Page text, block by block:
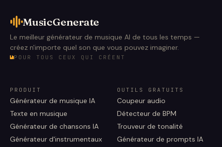
MusicGenerate
Le meilleur générateur de musique AI de tous les temps —
créez n'importe quel son que vous pouvez imaginer.
POUR TOUS CEUX QUI CRÉENT
PRODUIT
Générateur de musique IA
Texte en musique
Générateur de chansons IA
Générateur d'instrumentaux
OUTILS GRATUITS
Coupeur audio
Détecteur de BPM
Trouveur de tonalité
Générateur de prompts IA